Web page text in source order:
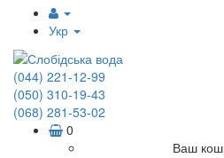
Укр
(044) 221-12-99
(050) 310-19-43
(068) 281-53-02
0
Ваш